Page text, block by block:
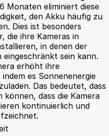
Monaten eliminiert diese
den Akku häufig zu
Dies ist besonders
die ihre Kameras in
in denen der
sein kann.
erhöht ihre
es Sonnenenergie
Das bedeutet, dass
können, dass die Kamera
kontinuierlich und